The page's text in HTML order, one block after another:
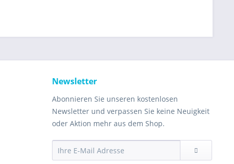
Newsletter
Abonnieren Sie unseren kostenlosen
Newsletter und verpassen Sie keine Neuigkeit
oder Aktion mehr aus dem Shop.